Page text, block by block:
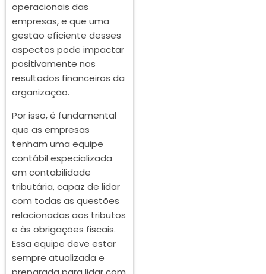
operacionais das
empresas, e que uma
gestão eficiente desses
aspectos pode impactar
positivamente nos
resultados financeiros da
organização.
Por isso, é fundamental
que as empresas
tenham uma equipe
contábil especializada
em contabilidade
tributária, capaz de lidar
com todas as questões
relacionadas aos tributos
e às obrigações fiscais.
Essa equipe deve estar
sempre atualizada e